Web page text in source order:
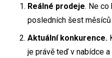
Reálné prodeje. Ne co
posledních šest
Aktuální konkurence.
je právě teď v nabídce a